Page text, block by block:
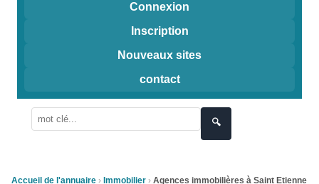
Connexion
Inscription
Nouveaux sites
contact
🔍
Accueil de l'annuaire Immobilier Agences immobilières à Saint Etienne